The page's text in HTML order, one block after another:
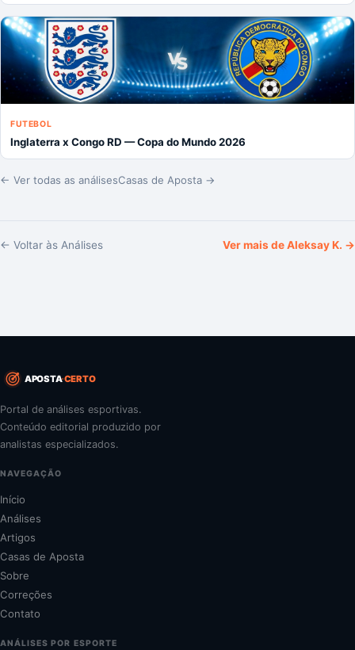
FUTEBOL
Inglaterra x Congo RD — Copa do Mundo 2026
← Ver todas as análisesCasas de Aposta →
← Voltar às Análises Ver mais deAleksay K. →
APOSTACERTO
Portal de análises esportivas.
Conteúdo editorial produzido por
analistas especializados.
NAVEGAÇÃO
Início
Análises
Artigos
Casas de Aposta
Sobre
Correções
Contato
ANÁLISES POR ESPORTE